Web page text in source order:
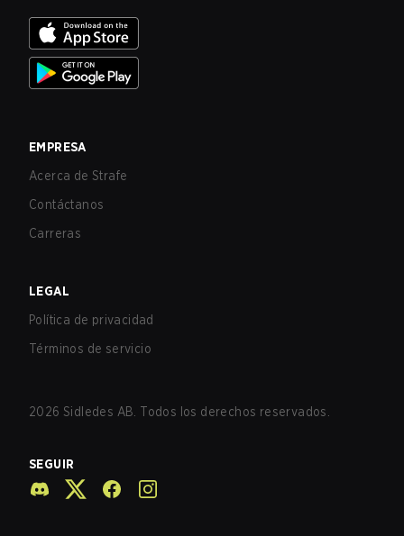
EMPRESA
Acerca de Strafe
Contáctanos
Carreras
LEGAL
Política de privacidad
Términos de servicio
2026 Sidledes AB. Todos los derechos reservados.
SEGUIR